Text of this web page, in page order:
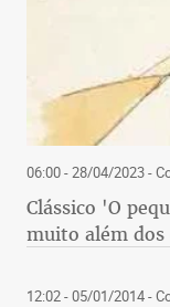
06:00 - 28/04/2023-
Clássico 'O
muito além dos
12:02 - 05/01/2014-